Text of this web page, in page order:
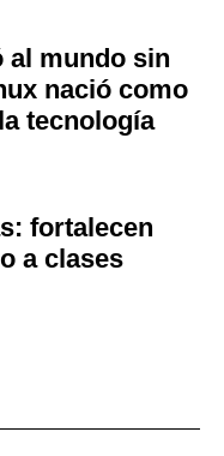
al mundo sin
nació como
tecnología
fortalecen
a clases